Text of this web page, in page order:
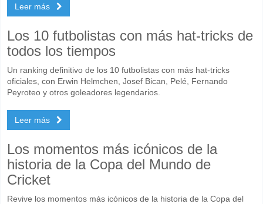
Leer más
Los 10 futbolistas con más hat-tricks de
todos los tiempos
Un ranking definitivo de los 10 futbolistas con más hat-tricks
oficiales, con Erwin Helmchen, Josef Bican, Pelé, Fernando
Peyroteo y otros goleadores legendarios.
Leer más
Los momentos más icónicos de la
historia de la Copa del Mundo de
Cricket
Revive los momentos más icónicos de la historia de la Copa del